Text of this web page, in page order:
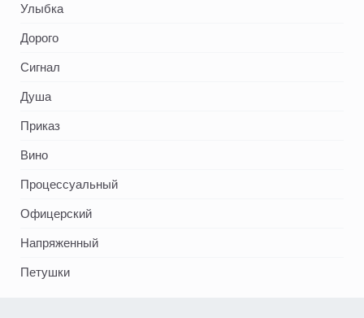
Улыбка
Дорого
Сигнал
Душа
Приказ
Вино
Процессуальный
Офицерский
Напряженный
Петушки